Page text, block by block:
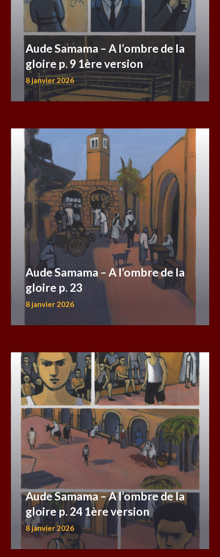
Aude Samama – A l’ombre de la
gloire p. 9 1ère version
8 janvier 2026
Aude Samama – A l’ombre de la
gloire p. 23
8 janvier 2026
Aude Samama – A l’ombre de la
gloire p. 24 1ère version
8 janvier 2026